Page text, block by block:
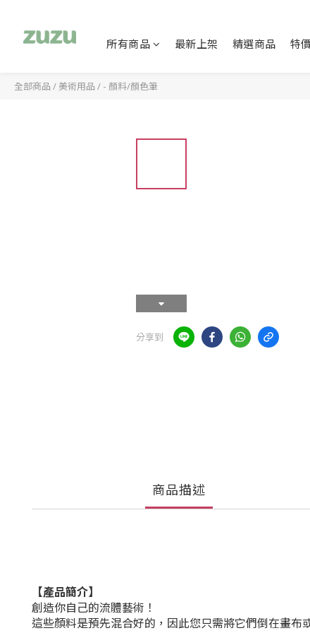
所有商品 最新上架 精選商品 特
全部商品 / 美術用品 / - 顏料/顏色筆
分享到
商品描述
【產品簡介】
創造你自己的流體藝術！
這些顏料是預先混合好的，因此您只需將它們倒在畫布